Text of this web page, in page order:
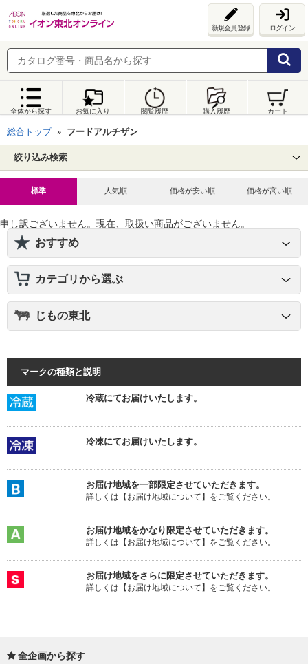
新規会員登録 ログイン
全体から探す お気に入り 閲覧履歴 購入履歴 カート
総合トップ フードアルチザン
絞り込み検索
標準 人気順 価格が安い順 価格が高い順
申し訳ございません。現在、取扱い商品がございません。
おすすめ
カテゴリから選ぶ
じもの東北
マークの種類と説明
冷蔵にてお届けいたします。
冷凍にてお届けいたします。
お届け地域を一部限定させていただきます。
詳しくは【お届け地域について】をご覧ください。
お届け地域をかなり限定させていただきます。
詳しくは【お届け地域について】をご覧ください。
お届け地域をさらに限定させていただきます。
詳しくは【お届け地域について】をご覧ください。
全企画から探す